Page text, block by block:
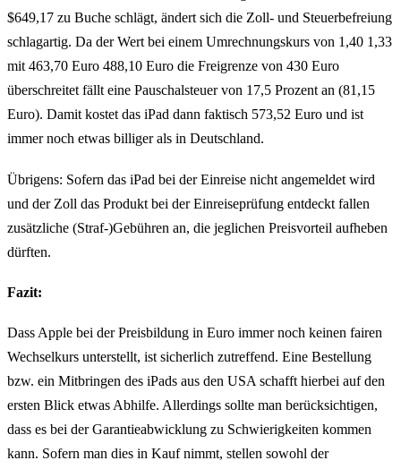
$649,17 zu Buche schlägt, ändert sich die Zoll- und Steuerbefreiung
schlagartig. Da der Wert bei einem Umrechnungskurs von 1,40 1,33
mit 463,70 Euro 488,10 Euro die Freigrenze von 430 Euro
überschreitet fällt eine Pauschalsteuer von 17,5 Prozent an (81,15
Euro). Damit kostet das iPad dann faktisch 573,52 Euro und ist
immer noch etwas billiger als in Deutschland.
Übrigens: Sofern das iPad bei der Einreise nicht angemeldet wird
und der Zoll das Produkt bei der Einreiseprüfung entdeckt fallen
zusätzliche (Straf-)Gebühren an, die jeglichen Preisvorteil aufheben
dürften.
Fazit:
Dass Apple bei der Preisbildung in Euro immer noch keinen fairen
Wechselkurs unterstellt, ist sicherlich zutreffend. Eine Bestellung
bzw. ein Mitbringen des iPads aus den USA schafft hierbei auf den
ersten Blick etwas Abhilfe. Allerdings sollte man berücksichtigen,
dass es bei der Garantieabwicklung zu Schwierigkeiten kommen
kann. Sofern man dies in Kauf nimmt, stellen sowohl der